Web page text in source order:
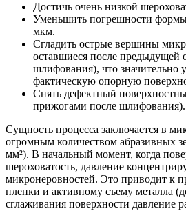
Достичь очень низкой
Уменьшить погрешности
мкм.
Сгладить острые вершины
оставшиеся после предыдущей
шлифования), что значительно
фактическую опорную
Снять дефектный
прижогами после шлифования).
Сущность процесса заключается в
огромным количеством абразивных
мм²). В начальный момент, когда
шероховатость, давление
микронеровностей. Это приводит к
пленки и активному съему металла
сглаживания поверхности давление